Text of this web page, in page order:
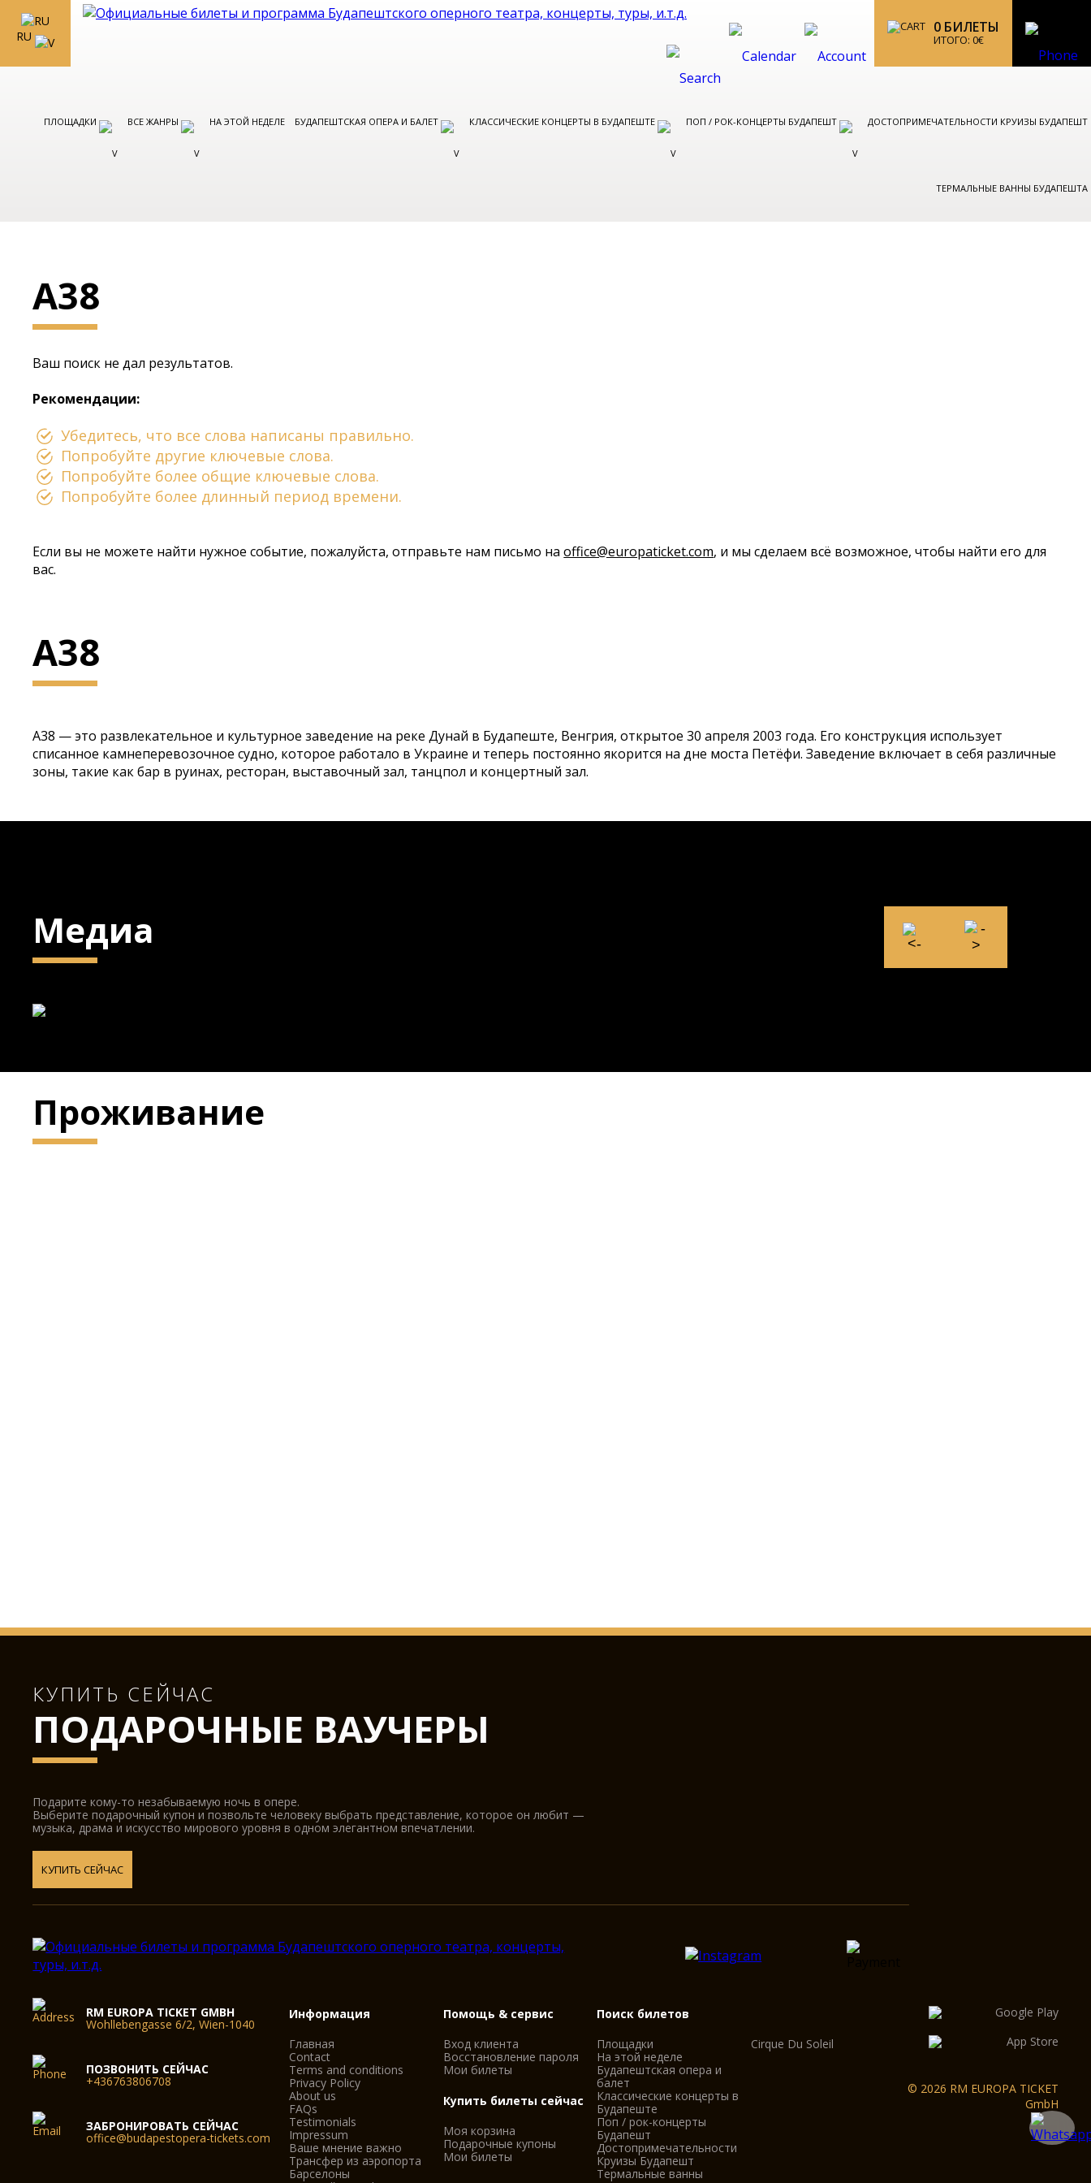
RU
0 БИЛЕТЫ
ИТОГО: 0€
ПЛОЩАДКИ ВСЕ ЖАНРЫ НА ЭТОЙ НЕДЕЛЕ БУДАПЕШТСКАЯ ОПЕРА И БАЛЕТ КЛАССИЧЕСКИЕ КОНЦЕРТЫ В БУДАПЕШТЕ ПОП / РОК-КОНЦЕРТЫ БУДАПЕШТ ДОСТОПРИМЕЧАТЕЛЬНОСТИ КРУИЗЫ БУДАПЕШТ
ТЕРМАЛЬНЫЕ ВАННЫ БУДАПЕШТА
A38
Ваш поиск не дал результатов.
Рекомендации:
Убедитесь, что все слова написаны правильно.
Попробуйте другие ключевые слова.
Попробуйте более общие ключевые слова.
Попробуйте более длинный период времени.
Если вы не можете найти нужное событие, пожалуйста, отправьте нам письмо наoffice@europaticket.com, и мы сделаем всё возможное, чтобы найти его для
вас.
A38
A38 — это развлекательное и культурное заведение на реке Дунай в Будапеште, Венгрия, открытое 30 апреля 2003 года. Его конструкция использует
списанное камнеперевозочное судно, которое работало в Украине и теперь постоянно якорится на дне моста Петёфи. Заведение включает в себя различные
зоны, такие как бар в руинах, ресторан, выставочный зал, танцпол и концертный зал.
Медиа
Проживание
КУПИТЬ СЕЙЧАС
ПОДАРОЧНЫЕ ВАУЧЕРЫ
Подарите кому-то незабываемую ночь в опере.
Выберите подарочный купон и позвольте человеку выбрать представление, которое он любит —
музыка, драма и искусство мирового уровня в одном элегантном впечатлении.
КУПИТЬ СЕЙЧАС
RM EUROPA TICKET GMBH
Wohllebengasse 6/2, Wien-1040
ПОЗВОНИТЬ СЕЙЧАС
+436763806708
ЗАБРОНИРОВАТЬ СЕЙЧАС
office@budapestopera-tickets.com
Информация
Главная
Contact
Terms and conditions
Privacy Policy
About us
FAQs
Testimonials
Impressum
Ваше мнение важно
Трансфер из аэропорта
Барселоны
Помощь & сервис
Вход клиента
Восстановление пароля
Мои билеты
Купить билеты сейчас
Моя корзина
Подарочные купоны
Мои билеты
Поиск билетов
Площадки
На этой неделе
Будапештская опера и
балет
Классические концерты в
Будапеште
Поп / рок-концерты
Будапешт
Достопримечательности
Круизы Будапешт
Термальные ванны
Cirque Du Soleil
© 2026 RM EUROPA TICKET
GmbH